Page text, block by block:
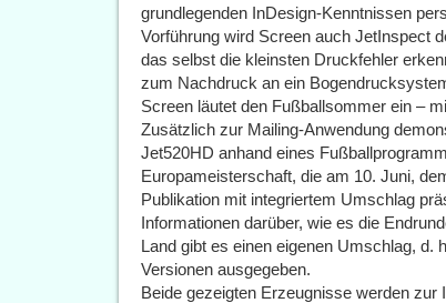
grundlegenden InDesign-Kenntnissen
Vorführung wird Screen auch JetInspect
das selbst die kleinsten Druckfehler
zum Nachdruck an ein
Screen läutet den Fußballsommer ein –
Zusätzlich zur Mailing-Anwendung
Jet520HD anhand eines
Europameisterschaft, die am 10. Juni,
Publikation mit integriertem Umschlag
Informationen darüber, wie es die
Land gibt es einen eigenen Umschlag, d.
Versionen ausgegeben.
Beide gezeigten Erzeugnisse werden